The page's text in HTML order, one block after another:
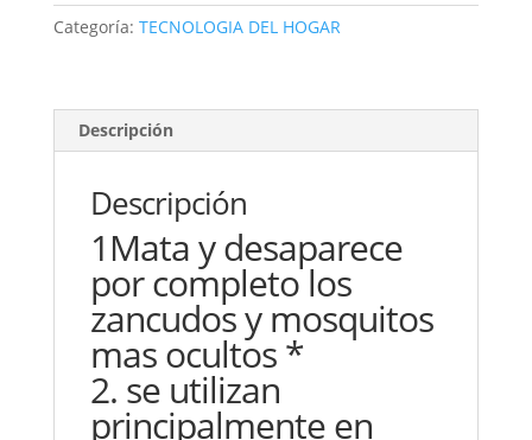
Liquido
Mosquito
Repuesto
-2x50mil
cantidad
Categoría: TECNOLOGIA DEL HOGAR
Descripción
Descripción
1Mata y desaparece
por completo los
zancudos y mosquitos
mas ocultos *
2. se utilizan
principalmente en